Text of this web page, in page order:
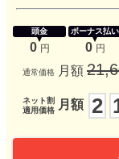
頭金
0 円
ボーナス払い
0 円
通常価格 月額
ネット割
適用価格
月額 2